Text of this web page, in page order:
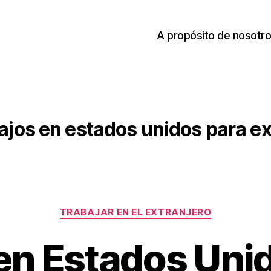
A propósito de
en estados unidos para
Categories
TRABAJAR EN EL EXTRANJERO
Estados